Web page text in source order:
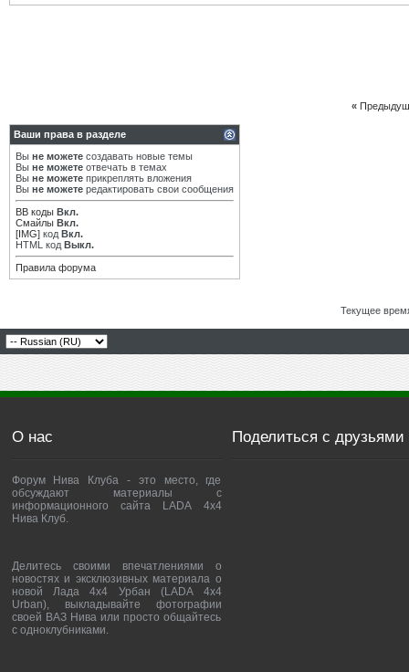
«
Ваши права в разделе
Вы не можете создавать новые темы
Вы не можете отвечать в темах
Вы не можете прикреплять вложения
Вы не можете редактировать свои сообщения
BB коды Вкл.
Смайлы Вкл.
[IMG] код Вкл.
HTML код Выкл.
Правила форума
Текущее
О нас
Форум Нива Клуба - это место, где
обсуждают материалы с
информационного сайта LADA 4x4
Нива Клуб.
Делитесь своими впечатлениями о
новостях и эксклюзивных материала о
новой Лада 4х4 Урбан (LADA 4x4
Urban), выкладывайте фотографии
своей ВАЗ Нива или просто общайтесь
с одноклубниками.
Поделиться с друзьями